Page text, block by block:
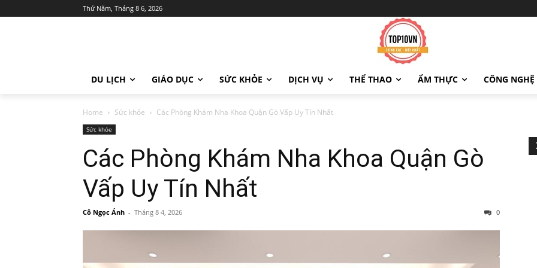
Thứ Năm, Tháng 8 6, 2026
DU LỊCH GIÁO DỤC SỨC KHỎE DỊCH VỤ THỂ THAO ẨM THỰC CÔNG NGHỆ
Home Sức khỏe Các Phòng Khám Nha Khoa Quận Gò Vấp Uy Tín Nhất
Sức khỏe
Các Phòng Khám Nha Khoa Quận Gò
Vấp Uy Tín Nhất
Cô Ngọc Ánh - Tháng 8 4, 2026 0